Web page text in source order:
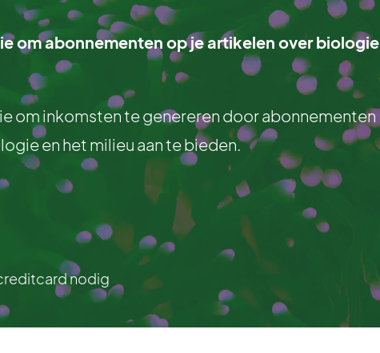
om abonnementen op je artikelen over biologie
om inkomsten te genereren door abonnementen
en het milieu aan te bieden.
nodig